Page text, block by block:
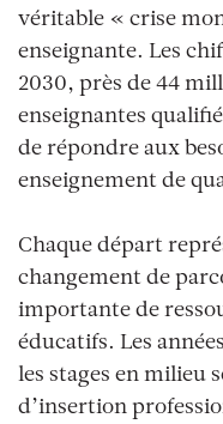
véritable « crise
enseignante. Les
2030, près de 44
enseignantes
de répondre aux
enseignement de
Chaque départ
changement de
importante de
éducatifs. Les
les stages en milieu
d’insertion